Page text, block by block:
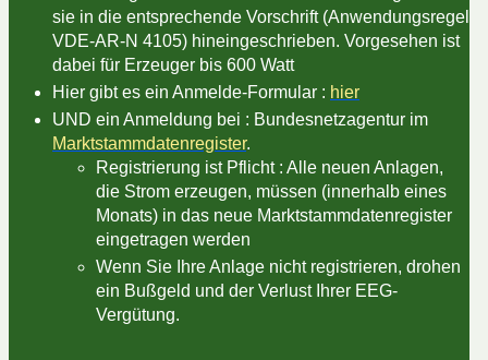
sie in die entsprechende Vorschrift (Anwendungsregel
VDE-AR-N 4105) hineingeschrieben. Vorgesehen ist
dabei für Erzeuger bis 600 Watt
Hier gibt es ein Anmelde-Formular : hier
UND ein Anmeldung bei : Bundesnetzagentur im
Marktstammdatenregister.
Registrierung ist Pflicht : Alle neuen Anlagen,
die Strom erzeugen, müssen (innerhalb eines
Monats) in das neue Marktstammdatenregister
eingetragen werden
Wenn Sie Ihre Anlage nicht registrieren, drohen
ein Bußgeld und der Verlust Ihrer EEG-
Vergütung.